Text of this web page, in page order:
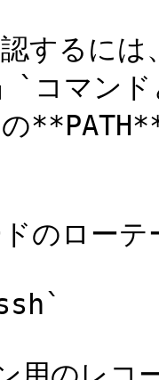
するに
`コマン
のローテ